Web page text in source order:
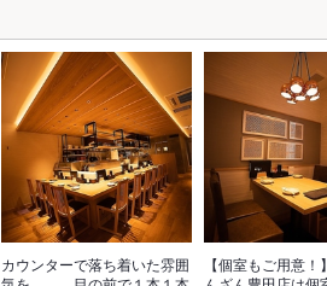
カウンターで落ち着いた雰囲
【個室もご用意